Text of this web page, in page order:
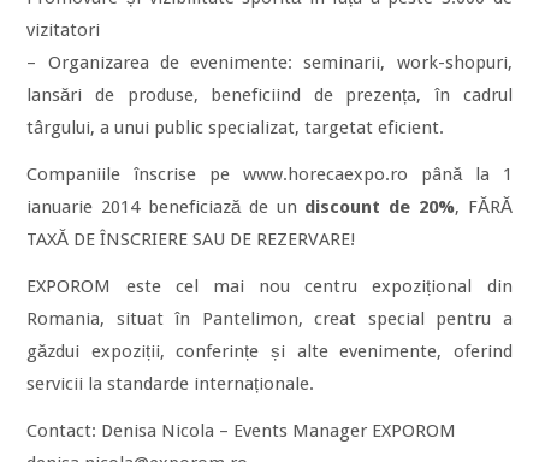
vizitatori
– Organizarea de evenimente: seminarii, work-shopuri,
lansări de produse, beneficiind de prezența, în cadrul
târgului, a unui public specializat, targetat eficient.
Companiile înscrise pe www.horecaexpo.ro până la 1
ianuarie 2014 beneficiază de un discount de 20%, FĂRĂ
TAXĂ DE ÎNSCRIERE SAU DE REZERVARE!
EXPOROM este cel mai nou centru expozițional din
Romania, situat în Pantelimon, creat special pentru a
găzdui expoziții, conferințe și alte evenimente, oferind
servicii la standarde internaționale.
Contact: Denisa Nicola – Events Manager EXPOROM